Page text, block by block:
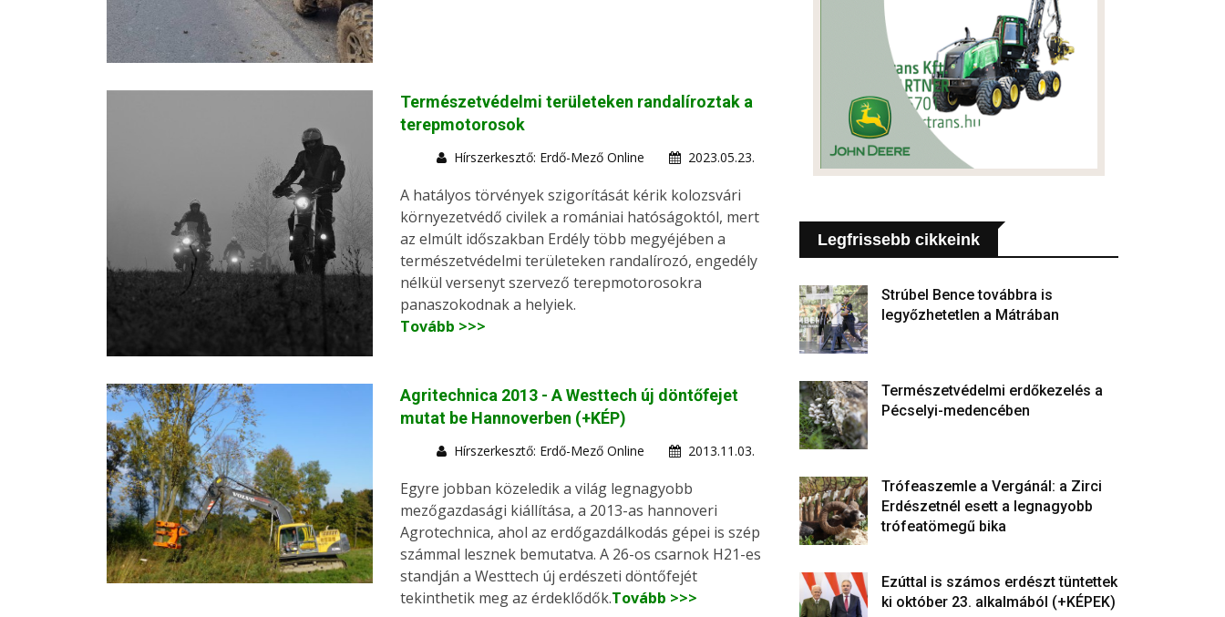
Természetvédelmi területeken randalíroztak a
terepmotorosok
Hírszerkesztő: Erdő-Mező Online 2023.05.23.
A hatályos törvények szigorítását kérik kolozsvári
környezetvédő civilek a romániai hatóságoktól, mert
az elmúlt időszakban Erdély több megyéjében a
természetvédelmi területeken randalírozó, engedély
nélkül versenyt szervező terepmotorosokra
panaszokodnak a helyiek.
Tovább >>>
Agritechnica 2013 - A Westtech új döntőfejet
mutat be Hannoverben (+KÉP)
Hírszerkesztő: Erdő-Mező Online 2013.11.03.
Egyre jobban közeledik a világ legnagyobb
mezőgazdasági kiállítása, a 2013-as hannoveri
Agrotechnica, ahol az erdőgazdálkodás gépei is szép
számmal lesznek bemutatva. A 26-os csarnok H21-es
standján a Westtech új erdészeti döntőfejét
tekinthetik meg az érdeklődők.Tovább >>>
Legfrissebb cikkeink
Strúbel Bence továbbra is
legyőzhetetlen a Mátrában
Természetvédelmi erdőkezelés a
Pécselyi-medencében
Trófeaszemle a Vergánál: a Zirci
Erdészetnél esett a legnagyobb
trófeatömegű bika
Ezúttal is számos erdészt tüntettek
ki október 23. alkalmából (+KÉPEK)